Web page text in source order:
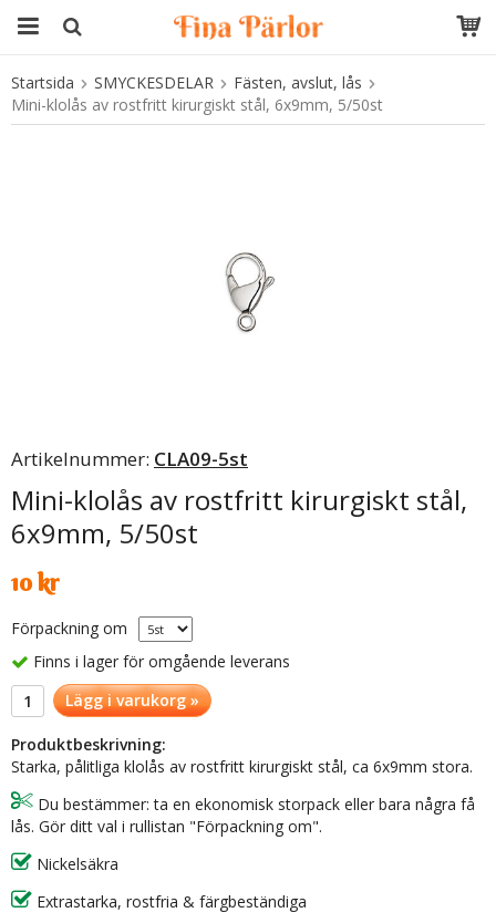
Produkten har blivit tillagd i varukorgen
Startsida SMYCKESDELAR
Fästen, avslut, lås
Mini-klolås av rostfritt kirurgiskt stål, 6x9mm, 5/50st
Artikelnummer: CLA09-5st
Mini-klolås av rostfritt kirurgiskt stål,
6x9mm, 5/50st
10 kr
Förpackning om
Finns i lager för omgående leverans
Lägg i varukorg »
Produktbeskrivning:
Starka, pålitliga klolås av rostfritt kirurgiskt stål, ca 6x9mm stora.
Du bestämmer: ta en ekonomisk storpack eller bara några få
lås. Gör ditt val i rullistan "Förpackning om".
Nickelsäkra
Extrastarka, rostfria & färgbeständiga